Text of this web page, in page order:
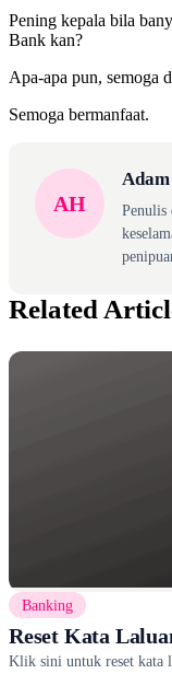
Pening kepala bila
Bank kan?
Apa-apa pun, semoga
Semoga bermanfaat.
AH
Penulis
Related
Banking
Reset Kata
Klik sini untuk reset kata